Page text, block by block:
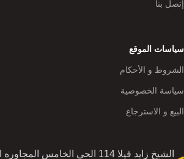
إتصل بنا
سياسات الموقع
الشروط و الأحكام
سياسة الخصوصية
البيع و الاسترجاع
الشيخ زايد فيلا 114 الحى الخامس